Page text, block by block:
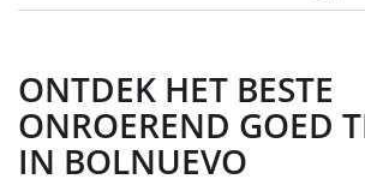
ONTDEK HET BESTE
ONROEREND GOED
IN BOLNUEVO